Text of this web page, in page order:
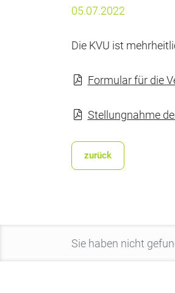
05.07.2022
Die KVU ist
Formular für die
Stellungnahme
zurück